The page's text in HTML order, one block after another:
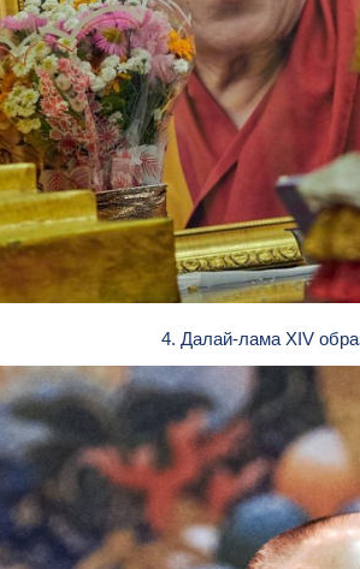
4. Далай-лама XIV